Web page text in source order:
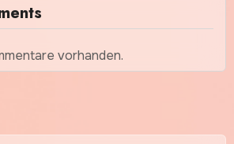
vorhanden.